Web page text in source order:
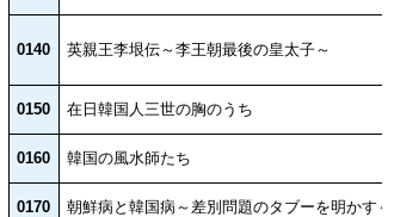
0140 英親王李垠伝～李王朝最後の皇太子～
0150 在日韓国人三世の胸のうち
0160 韓国の風水師たち
0170 朝鮮病と韓国病～差別問題のタブーを明かす～